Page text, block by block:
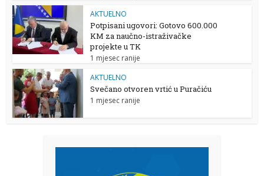
AKTUELNO
Potpisani ugovori: Gotovo 600.000
KM za naučno-istraživačke
projekte u TK
1 mjesec ranije
AKTUELNO
Svečano otvoren vrtić u Puračiću
1 mjesec ranije